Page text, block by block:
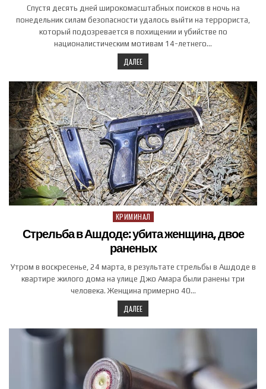
Спустя десять дней широкомасштабных поисков в ночь на
понедельник силам безопасности удалось выйти на террориста,
который подозревается в похищении и убийстве по
националистическим мотивам 14-летнего…
ДАЛЕЕ
Posted in
КРИМИНАЛ
Стрельба в Ашдоде: убита женщина, двое
раненых
Утром в воскресенье, 24 марта, в результате стрельбы в Ашдоде в
квартире жилого дома на улице Джо Амара были ранены три
человека. Женщина примерно 40…
ДАЛЕЕ